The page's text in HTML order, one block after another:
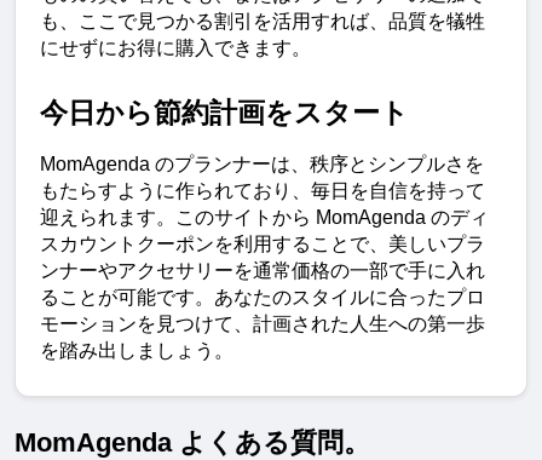
も、ここで見つかる割引を活用すれば、品質を犠牲
にせずにお得に購入できます。
今日から節約計画をスタート
MomAgenda のプランナーは、秩序とシンプルさを
もたらすように作られており、毎日を自信を持って
迎えられます。このサイトから MomAgenda のディ
スカウントクーポンを利用することで、美しいプラ
ンナーやアクセサリーを通常価格の一部で手に入れ
ることが可能です。あなたのスタイルに合ったプロ
モーションを見つけて、計画された人生への第一歩
を踏み出しましょう。
MomAgenda よくある質問。